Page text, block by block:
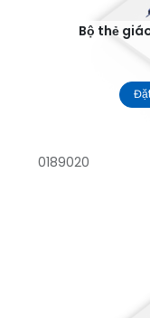
Bộ thẻ
0189020